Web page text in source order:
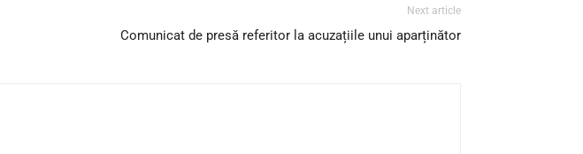
Next article
Comunicat de presă referitor la acuzațiile unui aparținător